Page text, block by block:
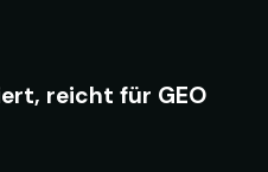
reicht für GEO